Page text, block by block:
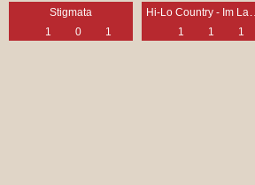
Stigmata
1 0 1 1 1 1